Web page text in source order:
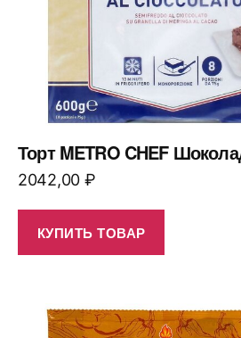
Торт METRO CHEF
2042,00 ₽
КУПИТЬ ТОВАР